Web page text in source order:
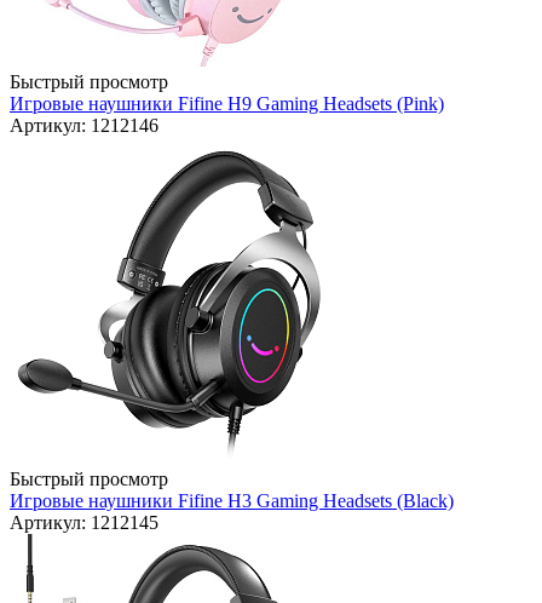
Быстрый просмотр
Игровые наушники Fifine H9 Gaming Headsets (Pink)
Артикул: 1212146
Быстрый просмотр
Игровые наушники Fifine H3 Gaming Headsets (Black)
Артикул: 1212145